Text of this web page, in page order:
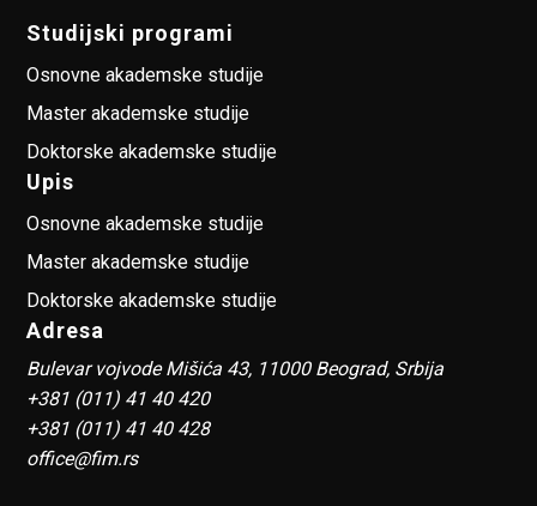
Studijski programi
Osnovne akademske studije
Master akademske studije
Doktorske akademske studije
Upis
Osnovne akademske studije
Master akademske studije
Doktorske akademske studije
Adresa
Bulevar vojvode Mišića 43, 11000 Beograd, Srbija
+381 (011) 41 40 420
+381 (011) 41 40 428
office@fim.rs